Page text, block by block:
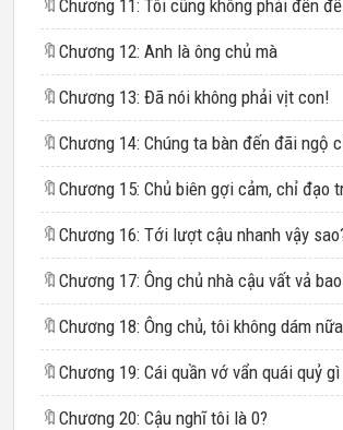
🔖 Chương 11: Tôi cũng không phải đến
🔖 Chương 12: Anh là ông chủ mà
🔖 Chương 13: Đã nói không phải vịt con!
🔖 Chương 14: Chúng ta bàn đến đãi ngộ
🔖 Chương 15: Chủ biên gợi cảm, chỉ đạo
🔖 Chương 16: Tới lượt cậu nhanh vậy
🔖 Chương 17: Ông chủ nhà cậu vất vả
🔖 Chương 18: Ông chủ, tôi không dám nữa
🔖 Chương 19: Cái quần vớ vẩn quái quỷ
🔖 Chương 20: Cậu nghĩ tôi là 0?